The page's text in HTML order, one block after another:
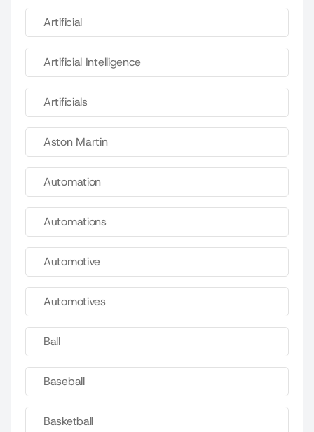
Artificial
Artificial Intelligence
Artificials
Aston Martin
Automation
Automations
Automotive
Automotives
Ball
Baseball
Basketball